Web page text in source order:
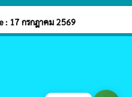
: 17 กรกฎาคม 2569